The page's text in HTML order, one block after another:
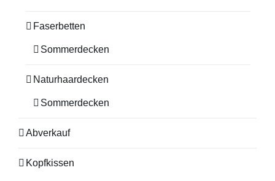
Faserbetten
Sommerdecken
Naturhaardecken
Sommerdecken
Abverkauf
Kopfkissen